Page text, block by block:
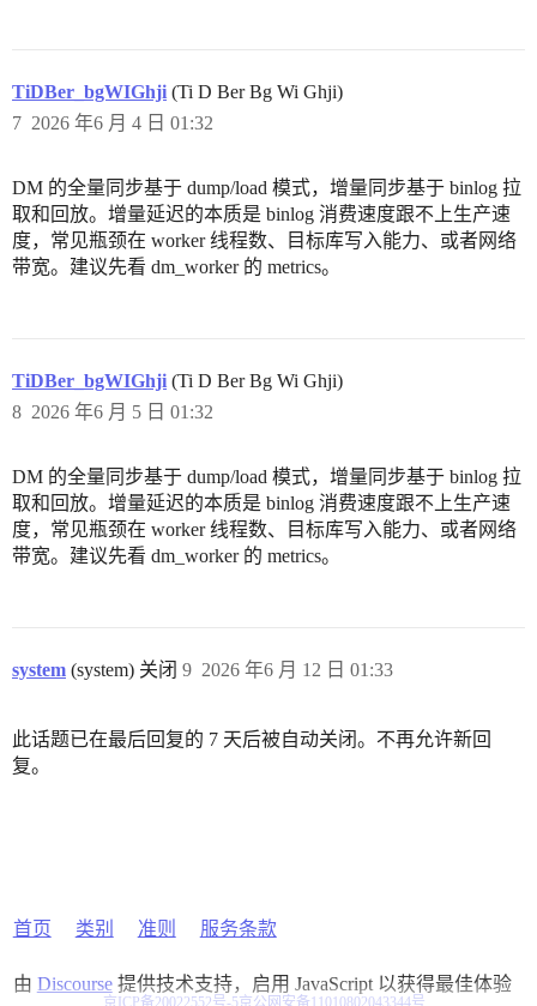
TiDBer_bgWIGhji (Ti D Ber Bg Wi Ghji)
2026 年6 月 4 日 01:32
7
DM 的全量同步基于 dump/load 模式，增量同步基于 binlog 拉
取和回放。增量延迟的本质是 binlog 消费速度跟不上生产速
度，常见瓶颈在 worker 线程数、目标库写入能力、或者网络
带宽。建议先看 dm_worker 的 metrics。
TiDBer_bgWIGhji (Ti D Ber Bg Wi Ghji)
2026 年6 月 5 日 01:32
8
DM 的全量同步基于 dump/load 模式，增量同步基于 binlog 拉
取和回放。增量延迟的本质是 binlog 消费速度跟不上生产速
度，常见瓶颈在 worker 线程数、目标库写入能力、或者网络
带宽。建议先看 dm_worker 的 metrics。
system (system) 关闭 2026 年6 月 12 日 01:33
9
此话题已在最后回复的 7 天后被自动关闭。不再允许新回
复。
首页 类别 准则 服务条款
由 Discourse提供技术支持，启用 JavaScript 以获得最佳体验
京ICP备20022552号-5京公网安备11010802043344号